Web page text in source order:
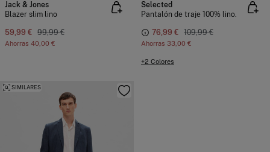
Jack & Jones
Blazer slim lino
59,99 € 99,99 €
Ahorras 40,00 €
Selected
Pantalón de traje 100% lino.
76,99 € 109,99 €
Ahorras 33,00 €
+2 Colores
SIMILARES